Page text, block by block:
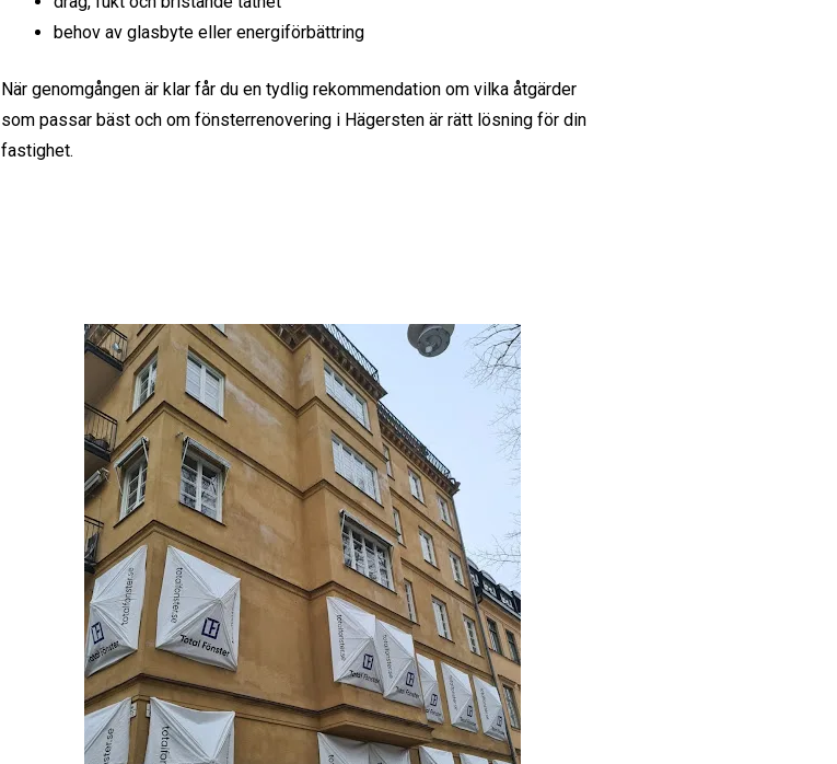
behov av glasbyte eller energiförbättring
När genomgången är klar får du en tydlig rekommendation om vilka åtgärder
som passar bäst och om fönsterrenovering i Hägersten är rätt lösning för din
fastighet.